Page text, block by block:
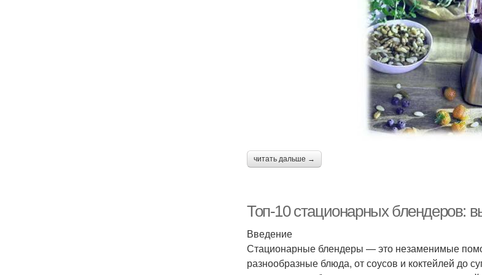
читать дальше →
Топ-10 стационарных блендеров:
Введение
Стационарные блендеры — это незаменимые
разнообразные блюда, от соусов и коктейлей до